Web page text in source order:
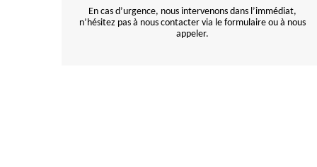
En cas d’urgence, nous intervenons dans l’immédiat,
n’hésitez pas à nous contacter via le formulaire ou à nous
appeler.